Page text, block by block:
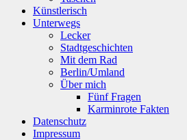
Künstlerisch
Unterwegs
Lecker
Stadtgeschichten
Mit dem Rad
Berlin/Umland
Über mich
Fünf Fragen
Karminrote Fakten
Datenschutz
Impressum